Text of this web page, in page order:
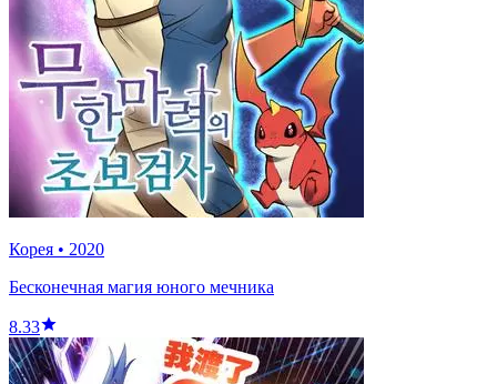
Корея • 2020
Бесконечная магия юного мечника
8.33